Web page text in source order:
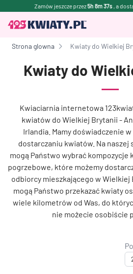
Zamów jeszcze przez5h 8m 37s , a
Strona glowna Kwiaty do Wielkiej
Kwiaty do
Kwiaciarnia internetowa
kwiatów do Wielkiej Brytanii -
Irlandia. Mamy doświadczenie
dostarczaniu kwiatów. Na
mogą Państwo wybrać kompozycje
pogrzebowe, które możemy
odbiorcy mieszkającego w Wielkiej
mogą Państwo przekazać kwiaty
wiele kilometrów od Was, do
nie możecie osobiście